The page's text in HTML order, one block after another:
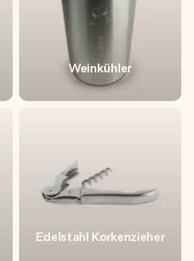
Weinkühler
Edelstahl Korkenzieher